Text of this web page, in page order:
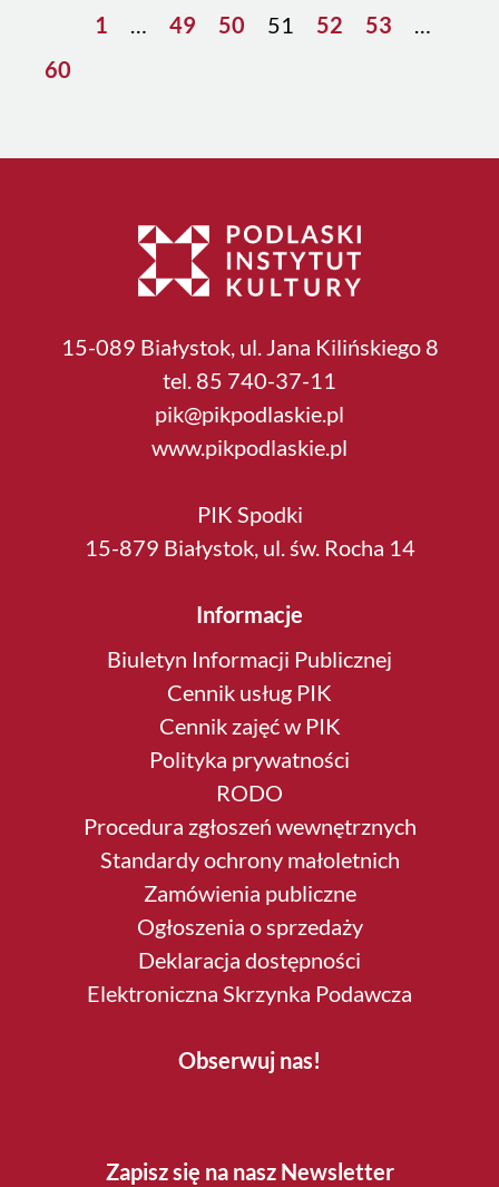
1 … 49 50 51 52 53
…
60
15-089 Białystok, ul. Jana Kilińskiego 8
tel. 85 740-37-11
pik@pikpodlaskie.pl
www.pikpodlaskie.pl
PIK Spodki
15-879 Białystok, ul. św. Rocha 14
Informacje
Biuletyn Informacji Publicznej
Cennik usług PIK
Cennik zajęć w PIK
Polityka prywatności
RODO
Procedura zgłoszeń wewnętrznych
Standardy ochrony małoletnich
Zamówienia publiczne
Ogłoszenia o sprzedaży
Deklaracja dostępności
Elektroniczna Skrzynka Podawcza
Obserwuj nas!
Zapisz się na nasz Newsletter